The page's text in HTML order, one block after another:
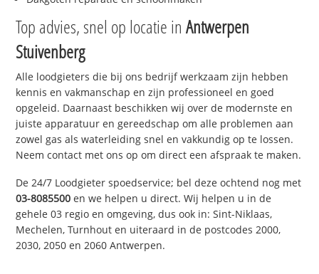
Top advies, snel op locatie inAntwerpen
Stuivenberg
Alle loodgieters die bij ons bedrijf werkzaam zijn hebben
kennis en vakmanschap en zijn professioneel en goed
opgeleid. Daarnaast beschikken wij over de modernste en
juiste apparatuur en gereedschap om alle problemen aan
zowel gas als waterleiding snel en vakkundig op te lossen.
Neem contact met ons op om direct een afspraak te maken.
De 24/7 Loodgieter spoedservice; bel deze ochtend nog met
03-8085500 en we helpen u direct. Wij helpen u in de
gehele 03 regio en omgeving, dus ook in: Sint-Niklaas,
Mechelen, Turnhout en uiteraard in de postcodes 2000,
2030, 2050 en 2060 Antwerpen.